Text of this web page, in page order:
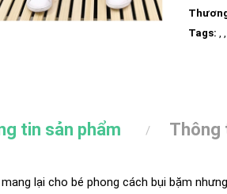
Tags: ,
tin sản phẩm Thông
lại cho bé phong cách bụi bặm